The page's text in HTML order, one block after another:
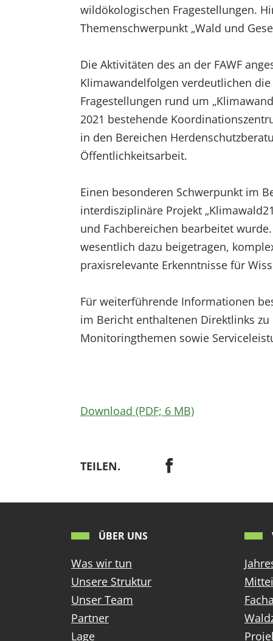
wildökologischen Fragestellungen.
Themenschwerpunkt „Wald und
Die Aktivitäten des an der FAWF
Klimawandelfolgen verdeutlichen
Fragestellungen rund um
2021 bestehende
in den Bereichen
Öffentlichkeitsarbeit.
Einen besonderen Schwerpunkt im
interdisziplinäre Projekt
und Fachbereichen bearbeitet
wesentlich dazu beigetragen,
praxisrelevante Erkenntnisse für
Für weiterführende Informationen
im Bericht enthaltenen Direktlinks
Monitoringthemen sowie
Download (PDF; 6 MB)
TEILEN.
ÜBER UNS
Was wir tun
Unsere Struktur
Unser Team
Partner
Lage